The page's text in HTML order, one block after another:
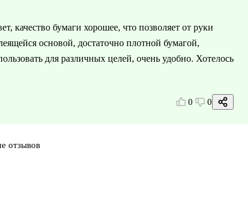
качество бумаги хорошее, что позволяет от руки
основой, достаточно плотной бумагой,
для различных целей, очень удобно. Хотелось
0 0
отзывов